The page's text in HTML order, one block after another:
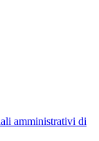
amministrativi di